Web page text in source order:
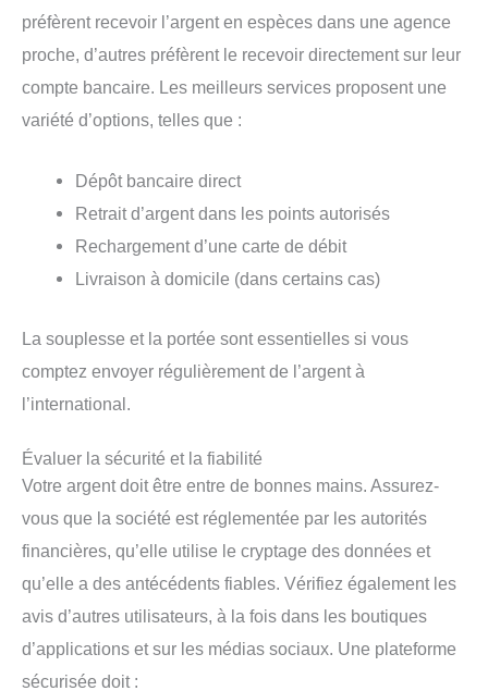
préfèrent recevoir l’argent en espèces dans une agence
proche, d’autres préfèrent le recevoir directement sur leur
compte bancaire. Les meilleurs services proposent une
variété d’options, telles que :
Dépôt bancaire direct
Retrait d’argent dans les points autorisés
Rechargement d’une carte de débit
Livraison à domicile (dans certains cas)
La souplesse et la portée sont essentielles si vous
comptez envoyer régulièrement de l’argent à
l’international.
Évaluer la sécurité et la fiabilité
Votre argent doit être entre de bonnes mains. Assurez-
vous que la société est réglementée par les autorités
financières, qu’elle utilise le cryptage des données et
qu’elle a des antécédents fiables. Vérifiez également les
avis d’autres utilisateurs, à la fois dans les boutiques
d’applications et sur les médias sociaux. Une plateforme
sécurisée doit :